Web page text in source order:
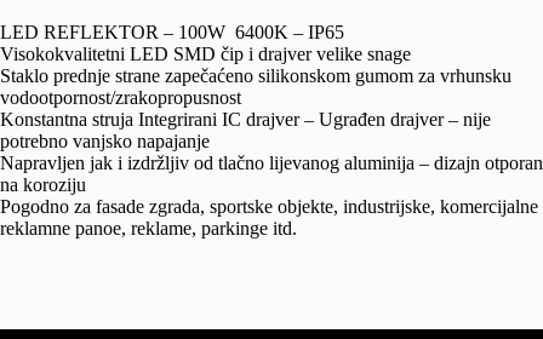
LED REFLEKTOR – 100W 6400K – IP65
Visokokvalitetni LED SMD čip i drajver velike snage
Staklo prednje strane zapečaćeno silikonskom gumom za vrhunsku
vodootpornost/zrakopropusnost
Konstantna struja Integrirani IC drajver – Ugrađen drajver – nije
potrebno vanjsko napajanje
Napravljen jak i izdržljiv od tlačno lijevanog aluminija – dizajn otporan
na koroziju
Pogodno za fasade zgrada, sportske objekte, industrijske, komercijalne
reklamne panoe, reklame, parkinge itd.